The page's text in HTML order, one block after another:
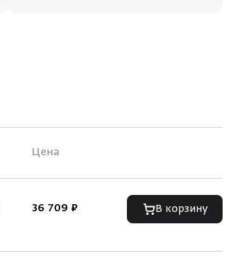
Цена
36 709 ₽ В корзину